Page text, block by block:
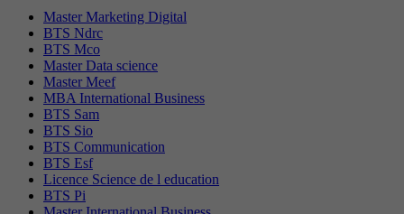
Master Marketing Digital
BTS Ndrc
BTS Mco
Master Data science
Master Meef
MBA International Business
BTS Sam
BTS Sio
BTS Communication
BTS Esf
Licence Science de l education
BTS Pi